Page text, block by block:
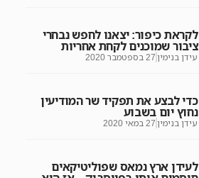
לקראת כיפור: יצאנו לחפש נבחרי
ציבור שמוכנים לקחת אחריות
עידן בנימין 27 בספטמבר 2020
כדי לבצע את תפקיד שר המודיעין
נחוץ יום בשבוע
עידן בנימין 27 במאי 2020
לעידן ארץ נמאס שפוליטיקאים